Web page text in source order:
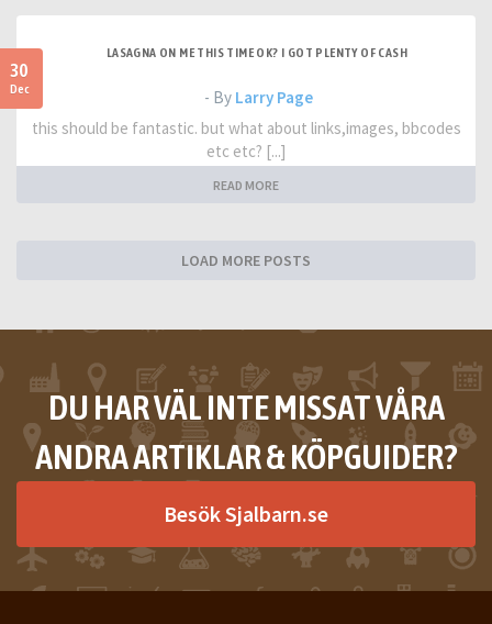
30
Dec
LASAGNA ON ME THIS TIME OK? I GOT PLENTY OF CASH
- By Larry Page
this should be fantastic. but what about links,images, bbcodes
etc etc? [...]
READ MORE
LOAD MORE POSTS
DU HAR VÄL INTE MISSAT VÅRA
ANDRA ARTIKLAR & KÖPGUIDER?
Besök Sjalbarn.se